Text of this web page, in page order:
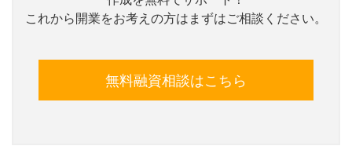
これから開業をお考えの方はまずはご相談ください。
無料融資相談はこちら